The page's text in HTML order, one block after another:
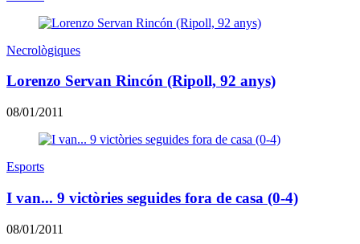
Necrològiques
Lorenzo Servan Rincón (Ripoll, 92 anys)
08/01/2011
Esports
I van... 9 victòries seguides fora de casa (0-4)
08/01/2011